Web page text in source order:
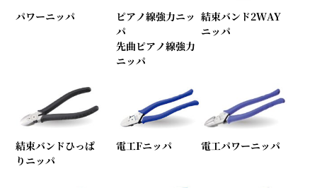
パワーニッパ
ピアノ線強力ニッ
パ
先曲ピアノ線強力
ニッパ
結束バンド2WAY
ニッパ
結束バンドひっぱ
りニッパ
電工Fニッパ 電工パワーニッパ